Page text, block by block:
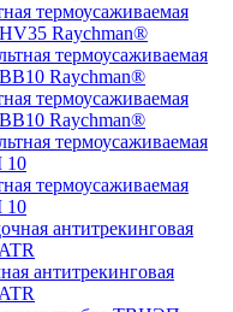
термоусаживаемая
Raychman®
термоусаживаемая
Raychman®
термоусаживаемая
10
антитрекинговая